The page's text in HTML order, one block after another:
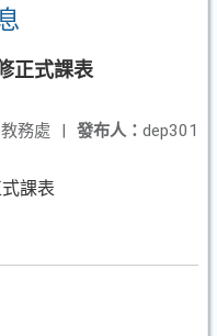
正式課表
發布人： dep301
教務處 |
課表